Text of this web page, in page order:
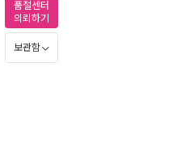
품절센터
의뢰하기
보관함